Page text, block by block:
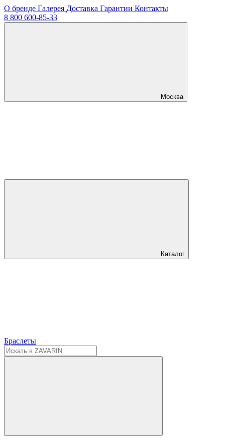
О бренде Галерея Доставка Гарантии Контакты
8 800 600-85-33
Москва
Каталог
Браслеты